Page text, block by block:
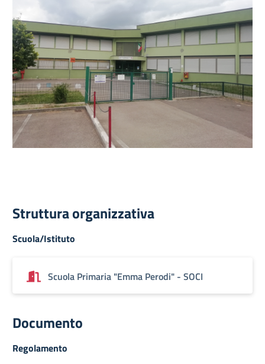
Struttura organizzativa
Scuola/Istituto
Scuola Primaria "Emma Perodi" - SOCI
Documento
Regolamento